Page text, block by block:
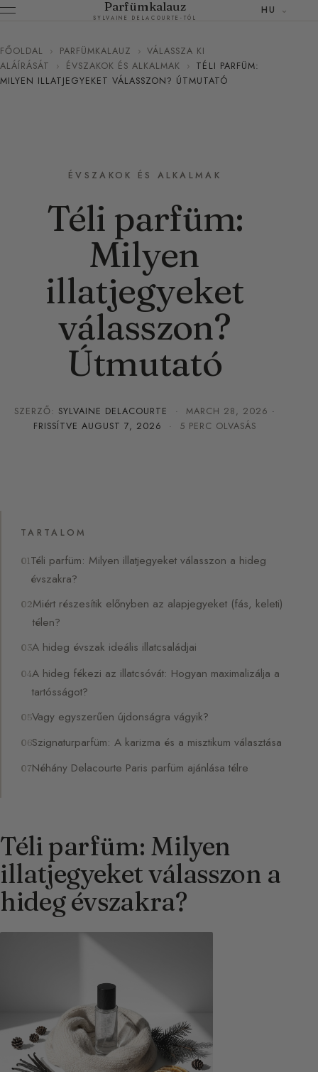
Parfümkalauz
SYLVAINE DELACOURTE-TÓL
HU
FŐOLDAL › PARFÜMKALAUZ › VÁLASSZA KI
ALÁÍRÁSÁT
› ÉVSZAKOK ÉS ALKALMAK › TÉLI PARFÜM:
MILYEN ILLATJEGYEKET VÁLASSZON? ÚTMUTATÓ
ÉVSZAKOK ÉS ALKALMAK
Téli parfüm:
Milyen
illatjegyeket
válasszon?
Útmutató
SZERZŐ: SYLVAINE DELACOURTE · MARCH 28, 2026 ·
FRISSÍTVE AUGUST 7, 2026 · 5 PERC OLVASÁS
TARTALOM
Téli parfüm: Milyen illatjegyeket válasszon a hideg
évszakra?
Miért részesítik előnyben az alapjegyeket (fás, keleti)
télen?
A hideg évszak ideális illatcsaládjai
A hideg fékezi az illatcsóvát: Hogyan maximalizálja a
tartósságot?
Vagy egyszerűen újdonságra vágyik?
Szignaturparfüm: A karizma és a misztikum választása
Néhány Delacourte Paris parfüm ajánlása télre
Téli parfüm: Milyen
illatjegyeket válasszon a
hideg évszakra?